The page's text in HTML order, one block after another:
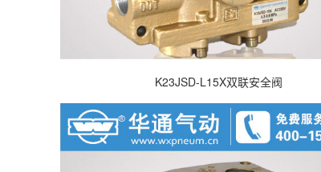
K23JSD-L15X双联安全阀